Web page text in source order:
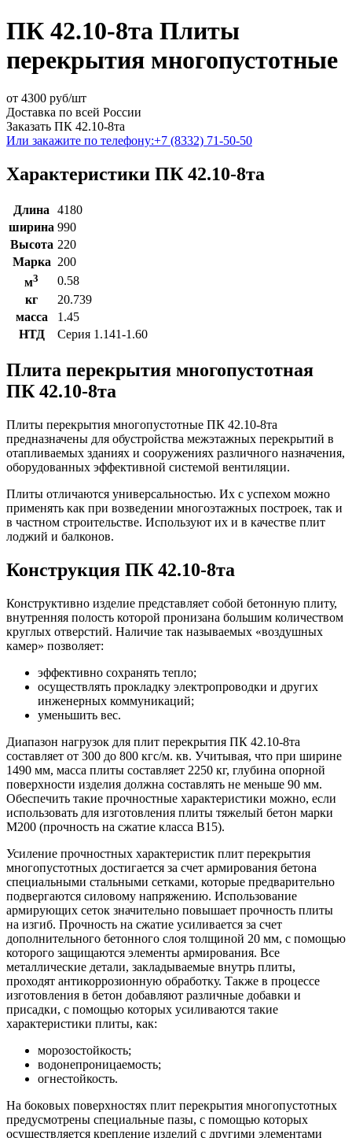
ПК 42.10-8та Плиты
перекрытия многопустотные
от 4300 руб/шт
Доставка по всей России
Заказать ПК 42.10-8та
Или закажите по телефону:+7 (8332) 71-50-50
Характеристики ПК 42.10-8та
Длина
4180
ширина 990
Высота 220
Марка 200
м3
0.58
кг
20.739
масса
1.45
НТД
Серия 1.141-1.60
Плита перекрытия многопустотная
ПК 42.10-8та
Плиты перекрытия многопустотные ПК 42.10-8та
предназначены для обустройства межэтажных перекрытий в
отапливаемых зданиях и сооружениях различного назначения,
оборудованных эффективной системой вентиляции.
Плиты отличаются универсальностью. Их с успехом можно
применять как при возведении многоэтажных построек, так и
в частном строительстве. Используют их и в качестве плит
лоджий и балконов.
Конструкция ПК 42.10-8та
Конструктивно изделие представляет собой бетонную плиту,
внутренняя полость которой пронизана большим количеством
круглых отверстий. Наличие так называемых «воздушных
камер» позволяет:
эффективно сохранять тепло;
осуществлять прокладку электропроводки и других
инженерных коммуникаций;
уменьшить вес.
Диапазон нагрузок для плит перекрытия ПК 42.10-8та
составляет от 300 до 800 кгс/м. кв. Учитывая, что при ширине
1490 мм, масса плиты составляет 2250 кг, глубина опорной
поверхности изделия должна составлять не меньше 90 мм.
Обеспечить такие прочностные характеристики можно, если
использовать для изготовления плиты тяжелый бетон марки
М200 (прочность на сжатие класса В15).
Усиление прочностных характеристик плит перекрытия
многопустотных достигается за счет армирования бетона
специальными стальными сетками, которые предварительно
подвергаются силовому напряжению. Использование
армирующих сеток значительно повышает прочность плиты
на изгиб. Прочность на сжатие усиливается за счет
дополнительного бетонного слоя толщиной 20 мм, с помощью
которого защищаются элементы армирования. Все
металлические детали, закладываемые внутрь плиты,
проходят антикоррозионную обработку. Также в процессе
изготовления в бетон добавляют различные добавки и
присадки, с помощью которых усиливаются такие
характеристики плиты, как:
морозостойкость;
водонепроницаемость;
огнестойкость.
На боковых поверхностях плит перекрытия многопустотных
предусмотрены специальные пазы, с помощью которых
осуществляется крепление изделий с другими элементами